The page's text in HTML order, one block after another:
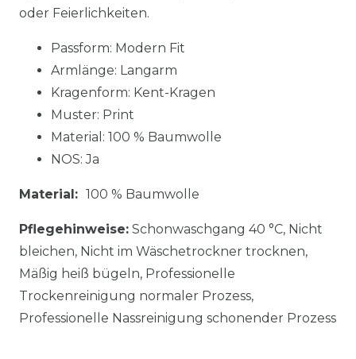
oder Feierlichkeiten.
Passform: Modern Fit
Armlänge: Langarm
Kragenform: Kent-Kragen
Muster: Print
Material: 100 % Baumwolle
NOS: Ja
Material: 100 % Baumwolle
Pflegehinweise: Schonwaschgang 40 °C, Nicht
bleichen, Nicht im Wäschetrockner trocknen,
Mäßig heiß bügeln, Professionelle
Trockenreinigung normaler Prozess,
Professionelle Nassreinigung schonender Prozess